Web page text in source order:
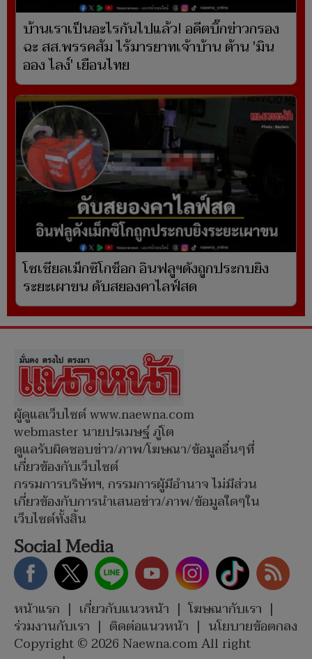
บ้านเราเป็นอะไรกันไปแล้ว! อดีตบิ๊กข่าวกรอง
ฉะ สส.พรรคส้ม ไร้มารยาทเจ้าบ้าน ต้าน 'มิน
ออง ไลง์' เยือนไทย
โซเชียลเม็กซิโกช็อก อินฟลูฯดังถูกประกบยิง
ระยะเผาขน ดับสยองคาไลฟ์สด
ผู้ดูแลเว็บไซต์ www.naewna.com
webmaster นายปรเมษฐ์ ภู่โต
ดูแลรับผิดชอบข่าว/ภาพ/โฆษณา/ข้อมูลอื่นๆที่
เกี่ยวข้องกับเว็บไซต์
กรรมการบริษัทฯ, กรรมการผู้มีอำนาจ ไม่มีส่วน
เกี่ยวข้องกับการนำเสนอข่าว/ภาพ/ข้อมูลใดๆใน
เว็บไซต์ทั้งสิ้น
Social Media
หน้าแรก | เกี่ยวกับแนวหน้า | โฆษณากับเรา |
ร่วมงานกับเรา | ติดต่อแนวหน้า | นโยบายข้อตกลง
Copyright © 2026 Naewna.com All right